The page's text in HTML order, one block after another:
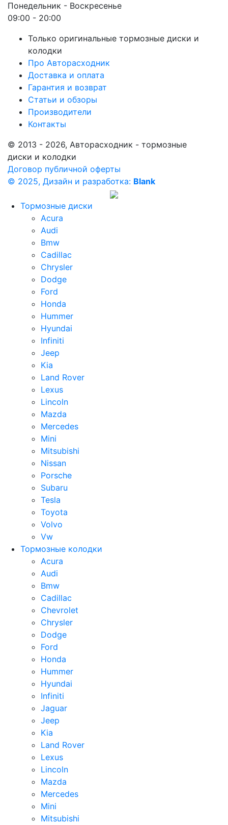
Понедельник - Воскресенье
09:00 - 20:00
Только оригинальные тормозные диски и
колодки
Про Авторасходник
Доставка и оплата
Гарантия и возврат
Статьи и обзоры
Производители
Контакты
© 2013 - 2026, Авторасходник - тормозные
диски и колодки
Договор публичной оферты
© 2025, Дизайн и разработка: Blank
Тормозные диски
Acura
Audi
Bmw
Cadillac
Chrysler
Dodge
Ford
Honda
Hummer
Hyundai
Infiniti
Jeep
Kia
Land Rover
Lexus
Lincoln
Mazda
Mercedes
Mini
Mitsubishi
Nissan
Porsche
Subaru
Tesla
Toyota
Volvo
Vw
Тормозные колодки
Acura
Audi
Bmw
Cadillac
Chevrolet
Chrysler
Dodge
Ford
Honda
Hummer
Hyundai
Infiniti
Jaguar
Jeep
Kia
Land Rover
Lexus
Lincoln
Mazda
Mercedes
Mini
Mitsubishi